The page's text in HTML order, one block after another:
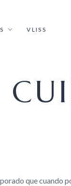
VLISS
que cuando